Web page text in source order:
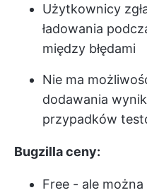
Użytkownicy
ładowania
między błędami
Nie ma
dodawania
przypadków
Bugzilla ceny:
Free - ale